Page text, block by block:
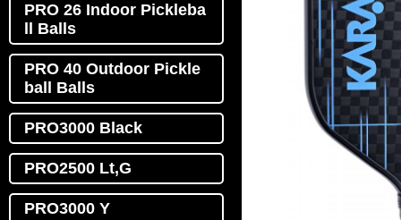
PRO 26 Indoor Pickleba
ll Balls
PRO 40 Outdoor Pickle
ball Balls
PRO3000 Black
PRO2500 Lt,G
PRO3000 Y